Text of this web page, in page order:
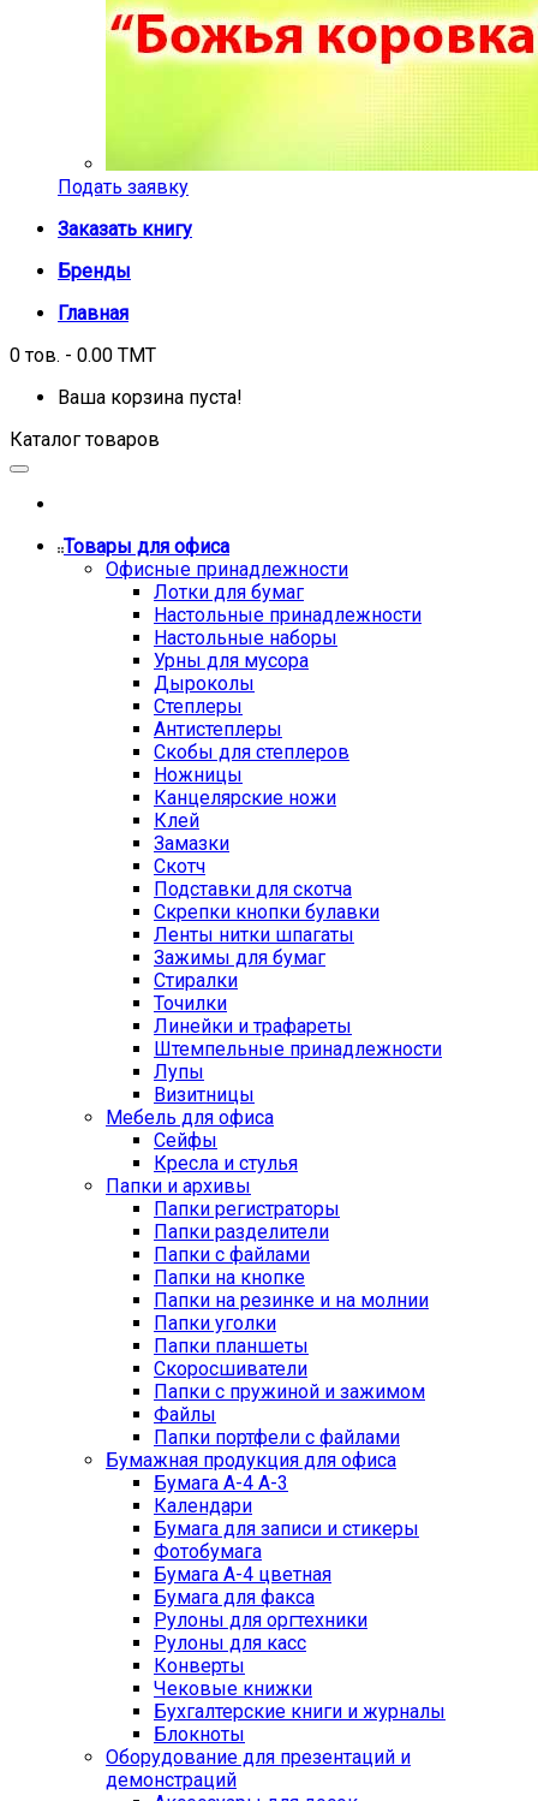
Подать заявку
Заказать книгу
Бренды
Главная
0 тов. - 0.00 TMT
Ваша корзина пуста!
Каталог товаров
Товары для офиса
Офисные принадлежности
Лотки для бумаг
Настольные принадлежности
Настольные наборы
Урны для мусора
Дыроколы
Степлеры
Антистеплеры
Скобы для степлеров
Ножницы
Канцелярские ножи
Клей
Замазки
Скотч
Подставки для скотча
Скрепки кнопки булавки
Ленты нитки шпагаты
Зажимы для бумаг
Стиралки
Точилки
Линейки и трафареты
Штемпельные принадлежности
Лупы
Визитницы
Мебель для офиса
Сейфы
Кресла и стулья
Папки и архивы
Папки регистраторы
Папки разделители
Папки с файлами
Папки на кнопке
Папки на резинке и на молнии
Папки уголки
Папки планшеты
Скоросшиватели
Папки с пружиной и зажимом
Файлы
Папки портфели с файлами
Бумажная продукция для офиса
Бумага А-4 А-3
Календари
Бумага для записи и стикеры
Фотобумага
Бумага А-4 цветная
Бумага для факса
Рулоны для оргтехники
Рулоны для касс
Конверты
Чековые книжки
Бухгалтерские книги и журналы
Блокноты
Оборудование для презентаций и
демонстраций